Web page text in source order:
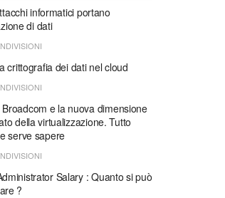
informatici portano
di dati
crittografia dei dati nel cloud
e la nuova dimensione
della virtualizzazione. Tutto
serve sapere
Salary : Quanto si può
?